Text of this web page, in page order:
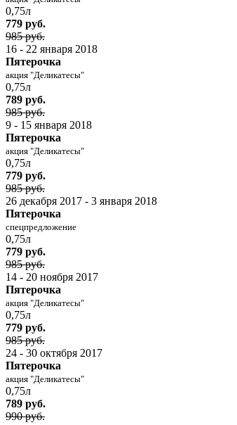
0,75л
779 руб.
985 руб.
16 - 22 января 2018
Пятерочка
акция "Деликатесы"
0,75л
789 руб.
985 руб.
9 - 15 января 2018
Пятерочка
акция "Деликатесы"
0,75л
779 руб.
985 руб.
26 декабря 2017 - 3 января 2018
Пятерочка
спецпредложение
0,75л
779 руб.
985 руб.
14 - 20 ноября 2017
Пятерочка
акция "Деликатесы"
0,75л
779 руб.
985 руб.
24 - 30 октября 2017
Пятерочка
акция "Деликатесы"
0,75л
789 руб.
990 руб.